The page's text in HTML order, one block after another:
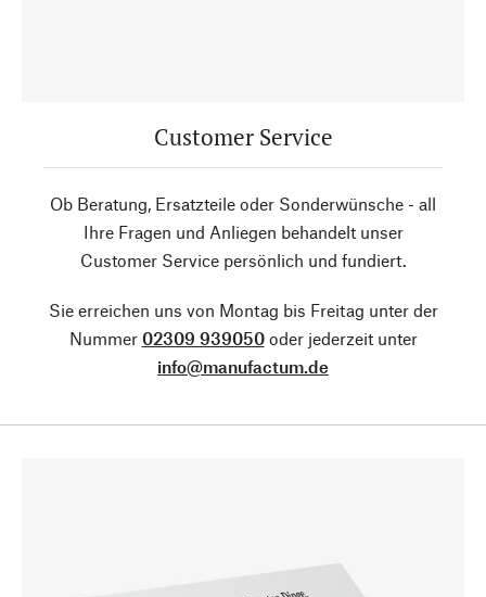
Customer Service
Ob Beratung, Ersatzteile oder Sonderwünsche - all
Ihre Fragen und Anliegen behandelt unser
Customer Service persönlich und fundiert.
Sie erreichen uns von Montag bis Freitag unter der
Nummer 02309 939050oder jederzeit unter
info@manufactum.de